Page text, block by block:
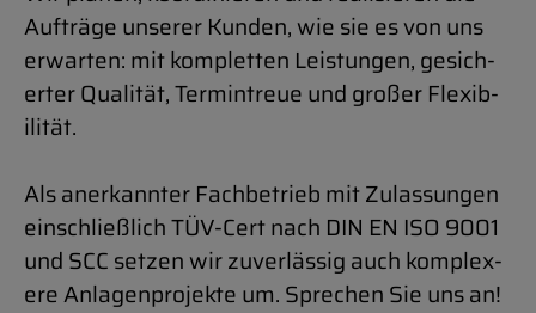
Aufträge un­serer Kun­den, wie sie es von uns
er­warten: mit kom­pletten Leis­tun­gen, gesich­
erter Qualität, Ter­min­treue und großer Flex­ib­
ilität.
Als an­erkan­nter Fach­be­trieb mit Zu­las­sun­gen
einsch­ließlich TÜV-Cert nach DIN EN ISO 9001
und SCC set­zen wir zuverlässig auch kom­plex­
ere An­la­gen­pro­jekte um. Sprechen Sie uns an!